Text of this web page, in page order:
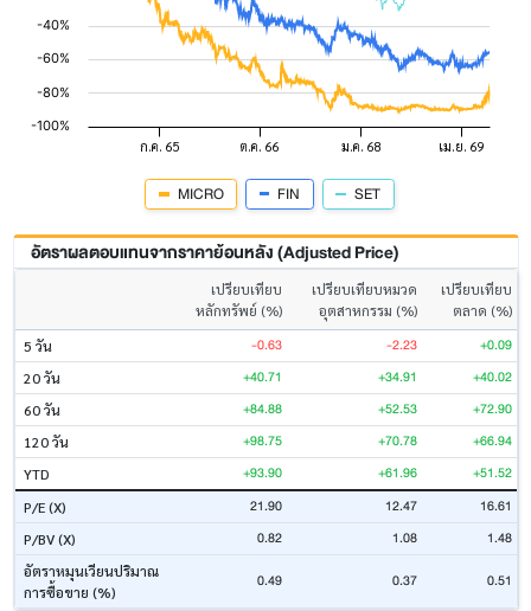
MICRO FIN SET
อัตราผลตอบแทนจากราคาย้อนหลัง (Adjusted Price)
เปรียบเทียบ
หลักทรัพย์ (%)
เปรียบเทียบหมวด
อุตสาหกรรม (%)
เปรียบเทียบ
ตลาด (%)
5 วัน
-0.63 -2.23 +0.09
20 วัน +40.71 +34.91 +40.02
60 วัน +84.88 +52.53 +72.90
120 วัน +98.75 +70.78 +66.94
YTD +93.90 +61.96 +51.52
P/E (X) 21.90 12.47 16.61
P/BV (X) 0.82 1.08 1.48
อัตราหมุนเวียนปริมาณ
การซื้อขาย (%)
0.49 0.37 0.51